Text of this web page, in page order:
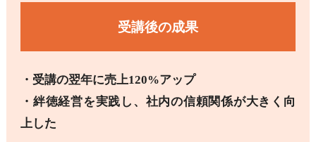
受講後の成果
・受講の翌年に売上120%アップ
・絆徳経営を実践し、社内の信頼関係が大きく向
上した